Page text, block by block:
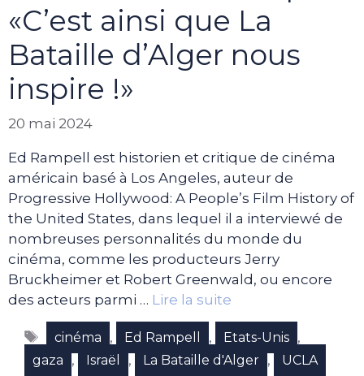
«C’est ainsi que La
Bataille d’Alger nous
inspire !»
20 mai 2024
Ed Rampell est historien et critique de cinéma
américain basé à Los Angeles, auteur de
Progressive Hollywood: A People’s Film History of
the United States, dans lequel il a interviewé de
nombreuses personnalités du monde du
cinéma, comme les producteurs Jerry
Bruckheimer et Robert Greenwald, ou encore
des acteurs parmi … Lire la suite
Étiquettes
cinéma , Ed Rampell , Etats-Unis ,
gaza , Israël , La Bataille d'Alger , UCLA